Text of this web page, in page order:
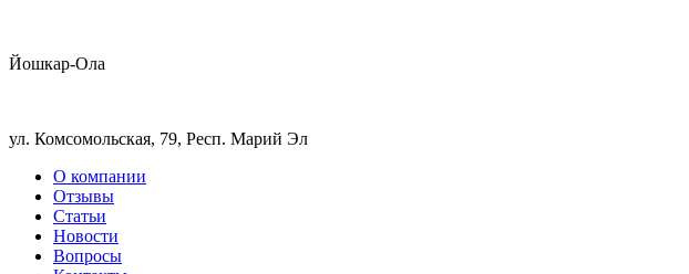
Йошкар-Ола
ул. Комсомольская, 79, Респ. Марий Эл
О компании
Отзывы
Статьи
Новости
Вопросы